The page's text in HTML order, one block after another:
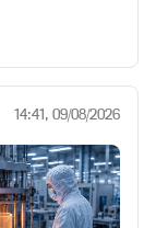
14:41, 09/08/2026